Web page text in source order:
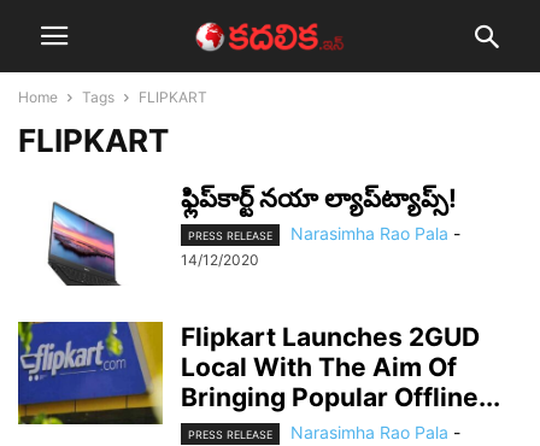
Home Tags FLIPKART
FLIPKART
ఫ్లిప్‌కార్ట్ న‌యా ల్యాప్‌ట్యాప్స్‌!
PRESS RELEASE Narasimha Rao Pala -
14/12/2020
Flipkart Launches 2GUD
Local With The Aim Of
Bringing Popular Offline...
PRESS RELEASE Narasimha Rao Pala -